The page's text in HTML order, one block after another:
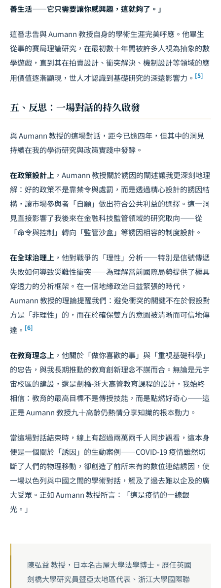
善生活——它只需要讓你感興趣，這就夠了。」
這番忠告與 Aumann 教授自身的學術生涯完美呼應。他畢生
從事的賽局理論研究，在最初數十年間被許多人視為抽象的數
學遊戲，直到其在拍賣設計、衝突解決、機制設計等領域的應
用價值逐漸顯現，世人才認識到基礎研究的深遠影響力。 [5]
五、反思：一場對話的持久啟發
與 Aumann 教授的這場對話，距今已逾四年，但其中的洞見
持續在我的學術研究與政策實踐中發酵。
在政策設計上 ，Aumann 教授關於誘因的闡述讓我更深刻地理
解：好的政策不是靠禁令與處罰，而是透過精心設計的誘因結
構，讓市場參與者「自願」做出符合公共利益的選擇。這一洞
見直接影響了我後來在金融科技監管領域的研究取向——從
「命令與控制」轉向「監管沙盒」等誘因相容的制度設計。
在全球治理上 ，他對戰爭的「理性」分析——特別是信號傳遞
失敗如何導致災難性衝突——為理解當前國際局勢提供了極具
穿透力的分析框架。在一個地緣政治日益緊張的時代，
Aumann 教授的理論提醒我們：避免衝突的關鍵不在於假設對
方是「非理性」的，而在於確保雙方的意圖被清晰而可信地傳
達。 [6]
在教育理念上 ，他關於「做你喜歡的事」與「重視基礎科學」
的忠告，與我長期推動的教育創新理念不謀而合。無論是元宇
宙校區的建設，還是劍橋-浙大高管教育課程的設計，我始終
相信：教育的最高目標不是傳授技能，而是點燃好奇心——這
正是 Aumann 教授九十高齡仍熱情分享知識的根本動力。
當這場對話結束時，線上有超過兩萬兩千人同步觀看，這本身
便是一個關於「誘因」的生動案例——COVID-19 疫情雖然切
斷了人們的物理移動，卻創造了前所未有的數位連結誘因，使
一場以色列與中國之間的學術對話，觸及了過去難以企及的廣
大受眾。正如 Aumann 教授所言：「這是疫情的一線銀
光。」
陳弘益 教授，日本名古屋大學法學博士。歷任英國
劍橋大學研究員暨亞太地區代表、浙江大學國際聯